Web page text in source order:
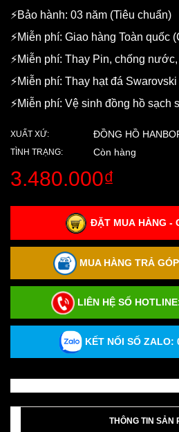
⚡️Bảo hành: 03 năm (Tiêu chuẩn)
⚡️Miễn phí: Giao hàng Toàn quốc
⚡️Miễn phí: Thay Pin, chống
⚡️Miễn phí: Thay hạt đá
⚡️Miễn phí: Vệ sinh đồng hồ sạch
XUẤT XỨ: ĐỒNG HỒ
TÌNH TRẠNG: Còn hàng
3.480.000₫
ĐẶT MUA HÀNG -
MUA HÀNG TRẢ
LIÊN HỆ SỐ
KẾT NỐI SỐ ZALO:
THÔNG TIN SẢN